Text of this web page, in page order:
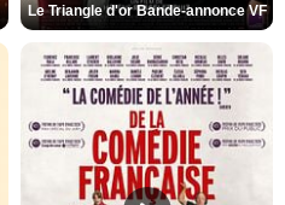
Le Triangle d'or Bande-annonce VF